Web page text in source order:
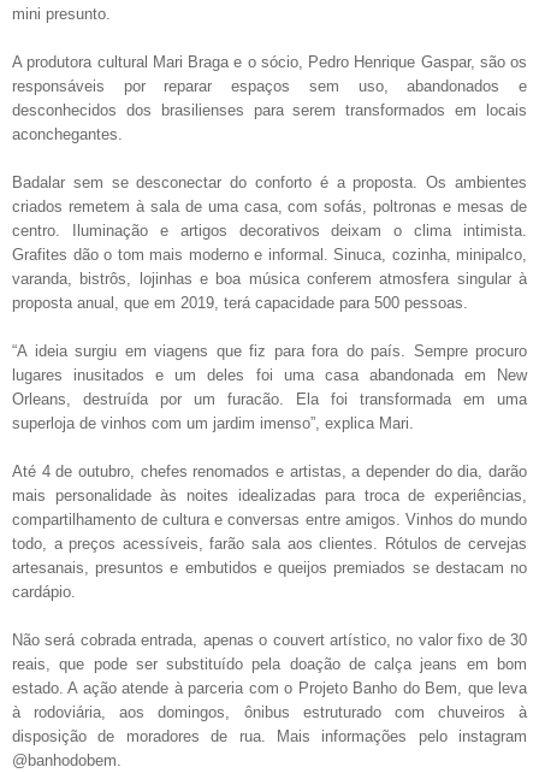
mini presunto.
A produtora cultural Mari Braga e o sócio, Pedro Henrique Gaspar, são os
responsáveis por reparar espaços sem uso, abandonados e
desconhecidos dos brasilienses para serem transformados em locais
aconchegantes.
Badalar sem se desconectar do conforto é a proposta. Os ambientes
criados remetem à sala de uma casa, com sofás, poltronas e mesas de
centro. Iluminação e artigos decorativos deixam o clima intimista.
Grafites dão o tom mais moderno e informal. Sinuca, cozinha, minipalco,
varanda, bistrôs, lojinhas e boa música conferem atmosfera singular à
proposta anual, que em 2019, terá capacidade para 500 pessoas.
“A ideia surgiu em viagens que fiz para fora do país. Sempre procuro
lugares inusitados e um deles foi uma casa abandonada em New
Orleans, destruída por um furacão. Ela foi transformada em uma
superloja de vinhos com um jardim imenso”, explica Mari.
Até 4 de outubro, chefes renomados e artistas, a depender do dia, darão
mais personalidade às noites idealizadas para troca de experiências,
compartilhamento de cultura e conversas entre amigos. Vinhos do mundo
todo, a preços acessíveis, farão sala aos clientes. Rótulos de cervejas
artesanais, presuntos e embutidos e queijos premiados se destacam no
cardápio.
Não será cobrada entrada, apenas o couvert artístico, no valor fixo de 30
reais, que pode ser substituído pela doação de calça jeans em bom
estado. A ação atende à parceria com o Projeto Banho do Bem, que leva
à rodoviária, aos domingos, ônibus estruturado com chuveiros à
disposição de moradores de rua. Mais informações pelo instagram
@banhodobem.